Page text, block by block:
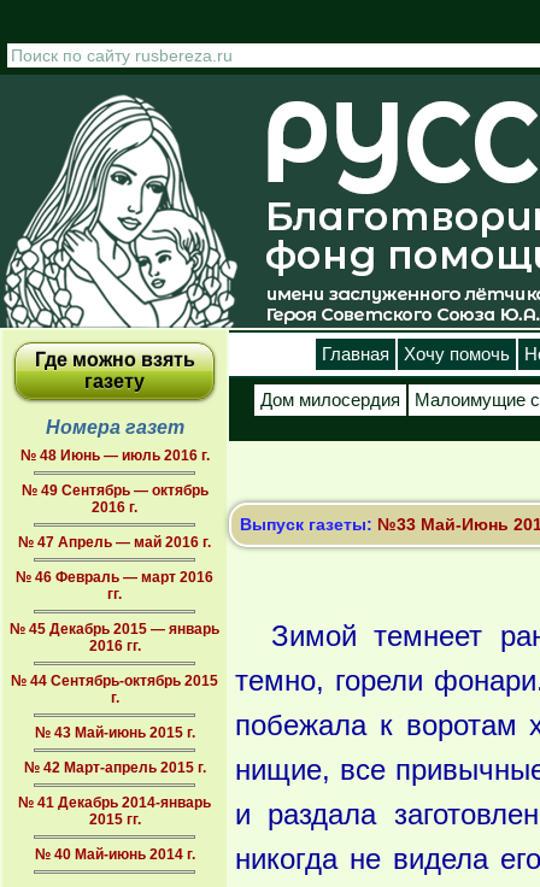
Где можно взять
газету
Номера газет
№ 48 Июнь — июль 2016 г.
№ 49 Сентябрь — октябрь
2016 г.
№ 47 Апрель — май 2016 г.
№ 46 Февраль — март 2016
гг.
№ 45 Декабрь 2015 — январь
2016 гг.
№ 44 Сентябрь-октябрь 2015
г.
№ 43 Май-июнь 2015 г.
№ 42 Март-апрель 2015 г.
№ 41 Декабрь 2014-январь
2015 гг.
№ 40 Май-июнь 2014 г.
Главная Хочу помочь
Дом милосердия Малоимущие
Выпуск газеты: №33 Май-Июнь
Зимой темнеет
темно, горели
побежала к воротам
нищие, все
и раздала
никогда не видела